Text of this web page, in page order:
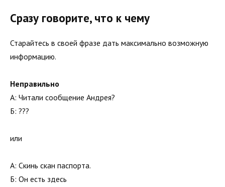
Сразу говорите, что к чему
Старайтесь в своей фразе дать максимально возможную
информацию.
Неправильно
А: Читали сообщение Андрея?
Б: ???
или
А: Скинь скан паспорта.
Б: Он есть здесь